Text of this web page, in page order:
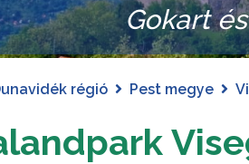
Gokart
régió Pest megye